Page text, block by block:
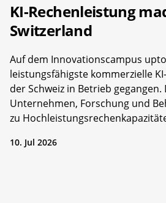
KI-Rechenleistung
Switzerland
Auf dem Innovationscampus
leistungsfähigste kommerzielle
der Schweiz in Betrieb
Unternehmen, Forschung und
zu
10. Jul 2026